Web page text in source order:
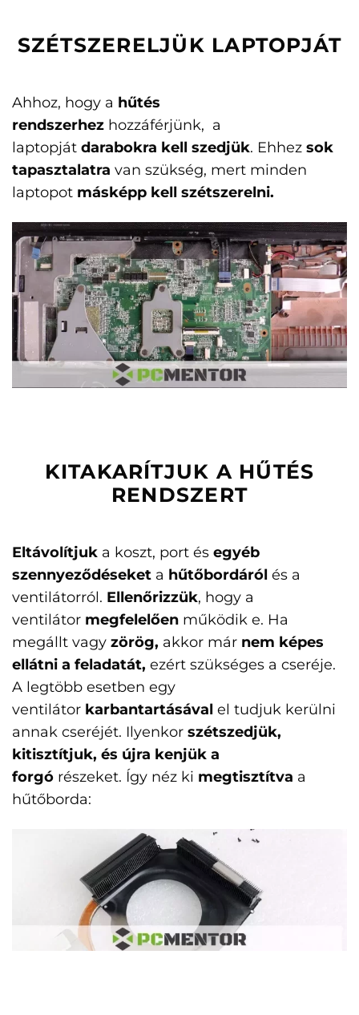
SZÉTSZERELJÜK LAPTOPJÁT
Ahhoz, hogy a hűtés
rendszerhez hozzáférjünk, a
laptopját darabokra kell szedjük. Ehhez sok
tapasztalatra van szükség, mert minden
laptopot másképp kell szétszerelni.
KITAKARÍTJUK A HŰTÉS
RENDSZERT
Eltávolítjuk a koszt, port és egyéb
szennyeződéseket a hűtőbordáról és a
ventilátorról. Ellenőrizzük, hogy a
ventilátor megfelelően működik e. Ha
megállt vagy zörög, akkor már nem képes
ellátni a feladatát, ezért szükséges a cseréje.
A legtöbb esetben egy
ventilátor karbantartásával el tudjuk kerülni
annak cseréjét. Ilyenkor szétszedjük,
kitisztítjuk, és újra kenjük a
forgó részeket. Így néz ki megtisztítva a
hűtőborda: